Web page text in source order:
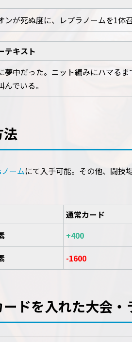
ンが死ぬ度に、レプラノームを1体召
テキスト
夢中だった。ニット編みにハマる
でいる。
ームにて入手可能。その他、闘技
通常カード
+400
-1600
ードを入れた大会